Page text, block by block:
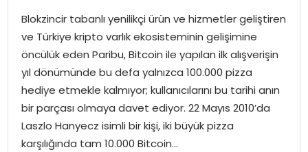
MAGAZIN
SPOR
EĞITIM
OTOMOBIL
Blokzincir tabanlı yenilikçi ürün ve hizmetler geliştiren
ve Türkiye kripto varlık ekosisteminin gelişimine
öncülük eden Paribu, Bitcoin ile yapılan ilk alışverişin
yıl dönümünde bu defa yalnızca 100.000 pizza
hediye etmekle kalmıyor; kullanıcılarını bu tarihi anın
bir parçası olmaya davet ediyor. 22 Mayıs 2010’da
Laszlo Hanyecz isimli bir kişi, iki büyük pizza
karşılığında tam 10.000 Bitcoin…